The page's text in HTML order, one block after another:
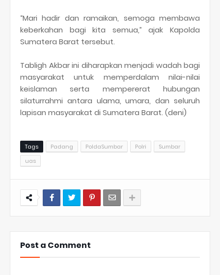
“Mari hadir dan ramaikan, semoga membawa
keberkahan bagi kita semua,” ajak Kapolda
Sumatera Barat tersebut.
Tabligh Akbar ini diharapkan menjadi wadah bagi
masyarakat untuk memperdalam nilai-nilai
keislaman serta mempererat hubungan
silaturrahmi antara ulama, umara, dan seluruh
lapisan masyarakat di Sumatera Barat. (deni)
Tags Padang PoldaSumbar Polri
Sumbar
uas
Post a Comment